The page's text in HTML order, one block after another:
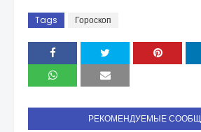
Tags Гороскоп
РЕКОМЕНДУЕМЫЕ